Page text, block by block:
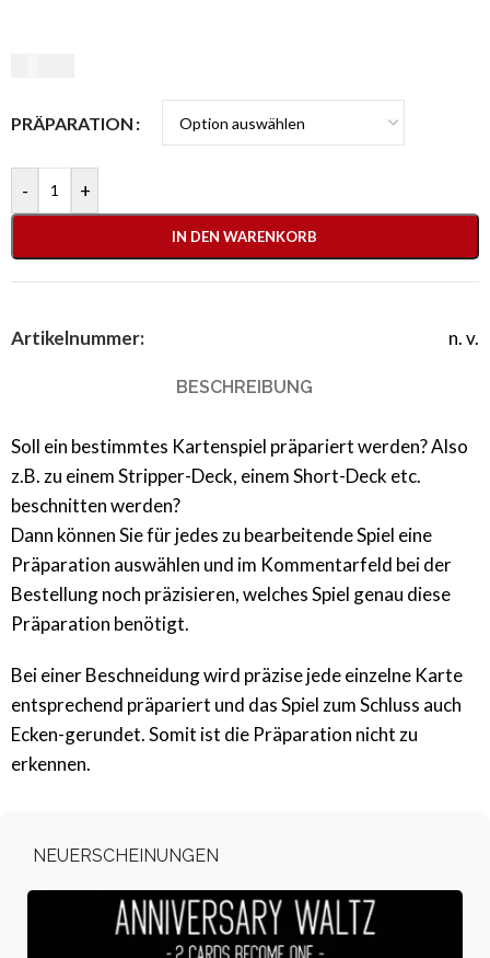
PRÄPARATION
- +
IN DEN WARENKORB
Artikelnummer: n. v.
BESCHREIBUNG
Soll ein bestimmtes Kartenspiel präpariert werden? Also
z.B. zu einem Stripper-Deck, einem Short-Deck etc.
beschnitten werden?
Dann können Sie für jedes zu bearbeitende Spiel eine
Präparation auswählen und im Kommentarfeld bei der
Bestellung noch präzisieren, welches Spiel genau diese
Präparation benötigt.
Bei einer Beschneidung wird präzise jede einzelne Karte
entsprechend präpariert und das Spiel zum Schluss auch
Ecken-gerundet. Somit ist die Präparation nicht zu
erkennen.
NEUERSCHEINUNGEN